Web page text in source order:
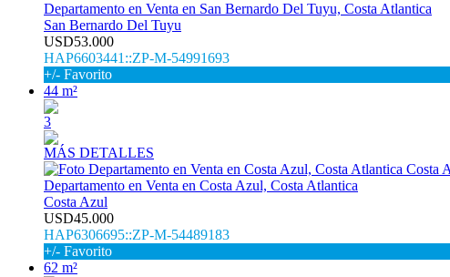
Departamento en Venta en San Bernardo Del Tuyu, Costa Atlantica
San Bernardo Del Tuyu
USD53.000
HAP6603441::ZP-M-54991693
+/- Favorito
44 m²
3
MÁS DETALLES
Departamento en Venta en Costa Azul, Costa Atlantica
Costa Azul
USD45.000
HAP6306695::ZP-M-54489183
+/- Favorito
62 m²